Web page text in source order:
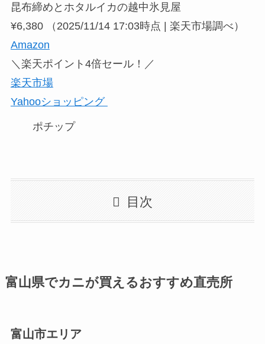
昆布締めとホタルイカの越中氷見屋
¥6,380
（2025/11/14 17:03時点 | 楽天市場調べ）
Amazon
＼楽天ポイント4倍セール！／
楽天市場
Yahooショッピング
ポチップ
目次
富山県でカニが買えるおすすめ直売所
富山市エリア